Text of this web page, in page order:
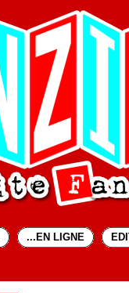
...EN LIGNE